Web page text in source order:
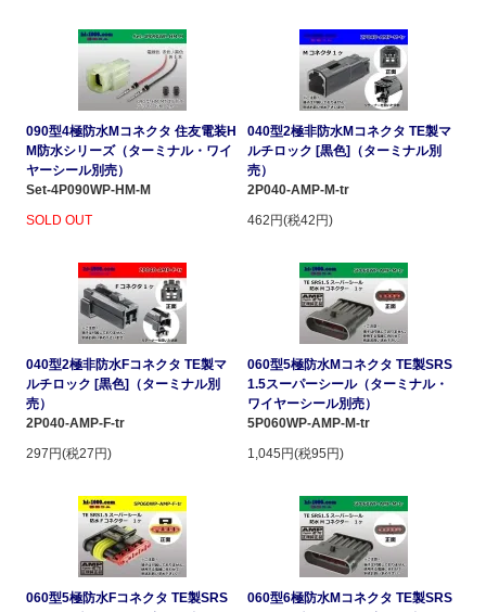
090型4極防水Mコネクタ 住友電装H
M防水シリーズ（ターミナル・ワイ
ヤーシール別売）
Set-4P090WP-HM-M
SOLD OUT
040型2極非防水Mコネクタ TE製マ
ルチロック [黒色]（ターミナル別
売）
2P040-AMP-M-tr
462円(税42円)
040型2極非防水Fコネクタ TE製マ
ルチロック [黒色]（ターミナル別
売）
2P040-AMP-F-tr
297円(税27円)
060型5極防水Mコネクタ TE製SRS
1.5スーパーシール（ターミナル・
ワイヤーシール別売）
5P060WP-AMP-M-tr
1,045円(税95円)
060型5極防水Fコネクタ TE製SRS
060型6極防水Mコネクタ TE製SRS